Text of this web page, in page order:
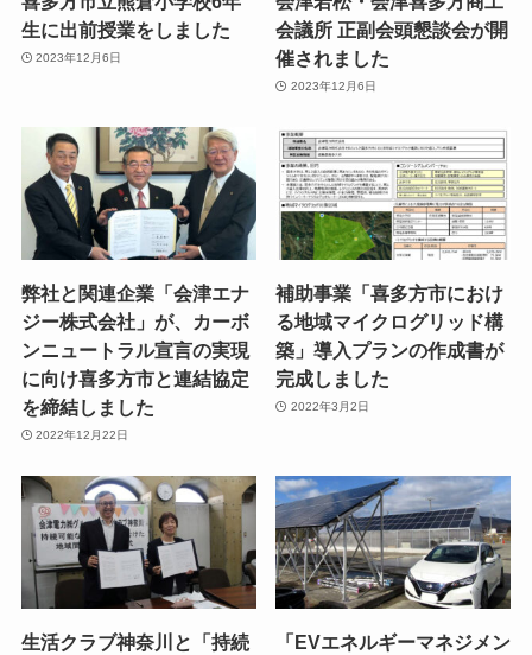
生に出前授業をしました
2023年12月6日
会議所 正副会頭懇談会が開
催されました
2023年12月6日
弊社と関連企業「会津エナ
ジー株式会社」が、カーボ
ンニュートラル宣言の実現
に向け喜多方市と連結協定
を締結しました
2022年12月22日
補助事業「喜多方市におけ
る地域マイクログリッド構
築」導入プランの作成書が
完成しました
2022年3月2日
生活クラブ神奈川と「持続
「EVエネルギーマネジメン